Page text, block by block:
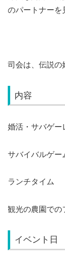
のパートナーを
司会は、伝説の
内容
婚活・サバゲー
サバイバルゲー
ランチタイム
観光の農園での
イベント日